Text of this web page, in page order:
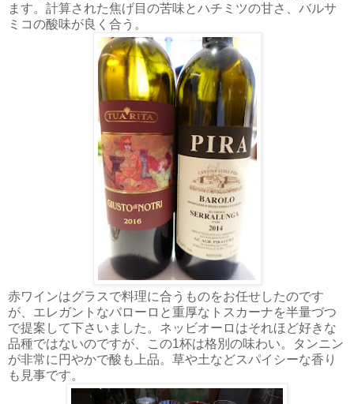
ます。計算された焦げ目の苦味とハチミツの甘さ、バルサ
ミコの酸味が良く合う。
赤ワインはグラスで料理に合うものをお任せしたのです
が、エレガントなバローロと重厚なトスカーナを半量づつ
で提案して下さいました。ネッビオーロはそれほど好きな
品種ではないのですが、この1杯は格別の味わい。タンニン
が非常に円やかで酸も上品。草や土などスパイシーな香り
も見事です。